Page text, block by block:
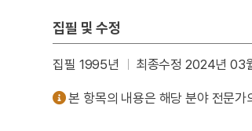
집필 및 수정
집필 1995년 최종수정 2024년 03
본 항목의 내용은 해당 분야 전문